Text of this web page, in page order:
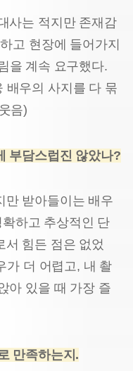
사는 적지만 존재감
고 현장에 들어가지
을 계속 요구했다.
배우의 사지를 다 묶
음)
부담스럽진 않았나?
만 받아들이는 배우
확하고 추상적인 단
서 힘든 점은 없었
가 더 어렵고, 내 촬
아 있을 때 가장 즐
만족하는지.